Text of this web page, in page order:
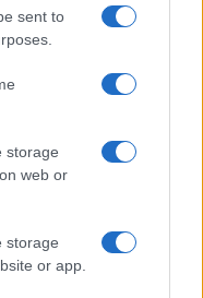
sent to
storage
web or
storage
or app.
e classifiche su
1,
competizioni
partite, le
reale di tutte
appassionati di